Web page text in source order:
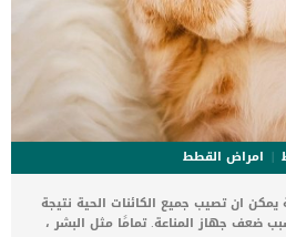
امراض القطط
ان تصيب جميع الكائنات الحية نتيجة
ضعف جهاز المناعة. تمامًا مثل البشر ،